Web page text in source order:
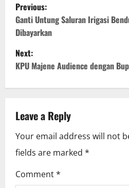
o
s
t
n
a
v
i
g
Previous:
Ganti Untung Saluran Irigasi
Dibayarkan
Next:
KPU Majene Audience dengan
Leave a Reply
Your email address will not
fields are marked *
Comment*